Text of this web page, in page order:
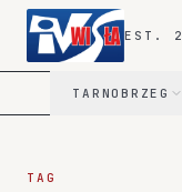
EST.
TARNOBRZEG
TAG